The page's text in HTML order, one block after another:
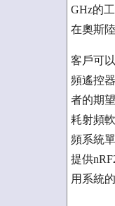
GHz的
在奧斯
客戶可
頻遙控
者的期
耗射頻
頻系統
提供
用系統